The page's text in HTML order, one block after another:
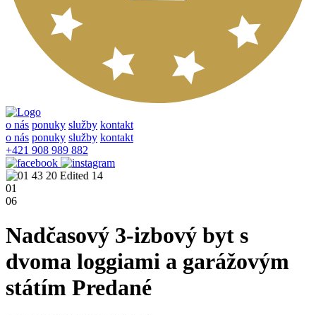
o nás ponuky služby kontakt
o nás ponuky služby kontakt
+421 908 989 882
01
06
Nadčasový 3-izbový byt s
dvoma loggiami a garážovým
státím Predané